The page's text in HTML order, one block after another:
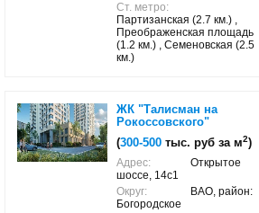
Ст. метро:
Партизанская (2.7 км.) ,
Преображенская площадь
(1.2 км.) , Семеновская (2.5
км.)
ЖК "Талисман на
Рокоссовского"
(300-500 тыс. руб за м2)
Адрес:
Открытое
шоссе, 14с1
Округ:
ВАО, район:
Богородское